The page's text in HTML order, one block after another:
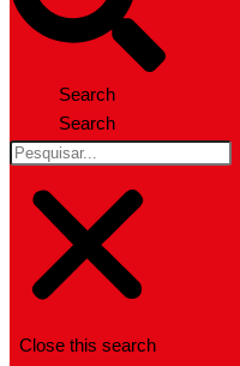
Search
Search
Close this search